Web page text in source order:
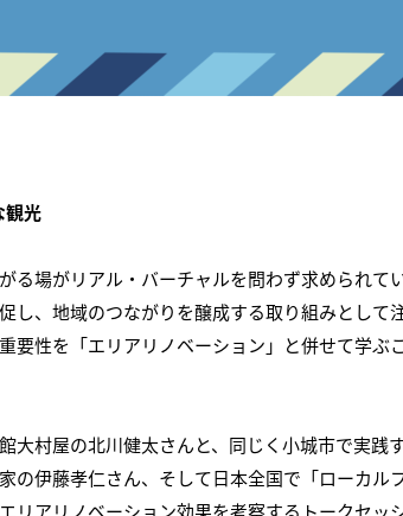
観光
る場がリアル・バーチャルを問わず求められて
、地域のつながりを醸成する取り組みとして
要性を「エリアリノベーション」と併せて学ぶ
大村屋の北川健太さんと、同じく小城市で実践
の伊藤孝仁さん、そして日本全国で「ローカル
アリノベーション効果を考察するトークセッ